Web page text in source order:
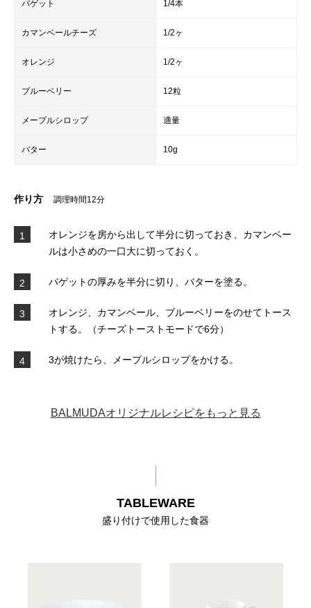
バゲット 1/4本
カマンベールチーズ 1/2ヶ
オレンジ 1/2ヶ
ブルーベリー 12粒
メープルシロップ 適量
バター 10g
作り方 調理時間12分
1
オレンジを房から出して半分に切っておき、カマンベー
ルは小さめの一口大に切っておく。
2 バゲットの厚みを半分に切り、バターを塗る。
3
オレンジ、カマンベール、ブルーベリーをのせてトース
トする。（チーズトーストモードで6分）
4 3が焼けたら、メープルシロップをかける。
BALMUDAオリジナルレシピをもっと見る
TABLEWARE
盛り付けで使用した食器